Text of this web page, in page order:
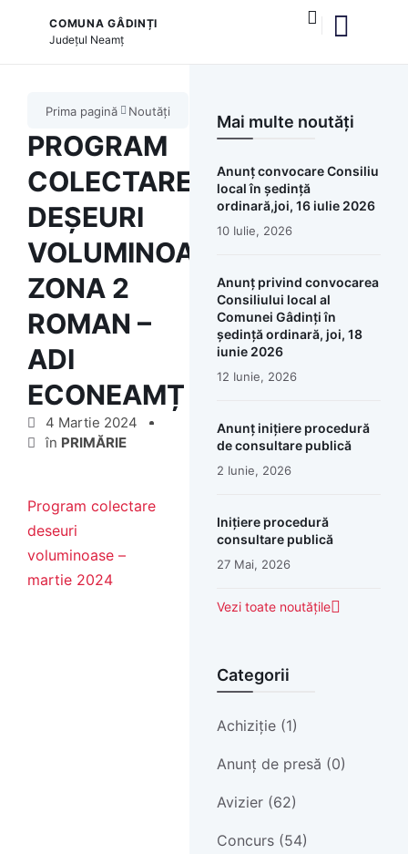
COMUNA GÂDINȚI
Județul Neamț
Prima pagină Noutăți
PROGRAM
COLECTARE
DEȘEURI
VOLUMINOASE
ZONA 2
ROMAN –
ADI
ECONEAMȚ
4 Martie 2024
în PRIMĂRIE
Program colectare
deseuri
voluminoase –
martie 2024
Mai multe noutăți
Anunț convocare Consiliu
local în ședință
ordinară,joi, 16 iulie 2026
10 Iulie, 2026
Anunț privind convocarea
Consiliului local al
Comunei Gâdinți în
ședință ordinară, joi, 18
iunie 2026
12 Iunie, 2026
Anunț inițiere procedură
de consultare publică
2 Iunie, 2026
Inițiere procedură
consultare publică
27 Mai, 2026
Vezi toate noutățile
Categorii
Achiziție (1)
Anunț de presă (0)
Avizier (62)
Concurs (54)